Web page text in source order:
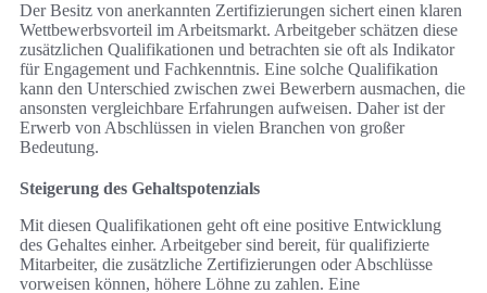
Der Besitz von anerkannten Zertifizierungen sichert einen klaren
Wettbewerbsvorteil im Arbeitsmarkt. Arbeitgeber schätzen diese
zusätzlichen Qualifikationen und betrachten sie oft als Indikator
für Engagement und Fachkenntnis. Eine solche Qualifikation
kann den Unterschied zwischen zwei Bewerbern ausmachen, die
ansonsten vergleichbare Erfahrungen aufweisen. Daher ist der
Erwerb von Abschlüssen in vielen Branchen von großer
Bedeutung.
Steigerung des Gehaltspotenzials
Mit diesen Qualifikationen geht oft eine positive Entwicklung
des Gehaltes einher. Arbeitgeber sind bereit, für qualifizierte
Mitarbeiter, die zusätzliche Zertifizierungen oder Abschlüsse
vorweisen können, höhere Löhne zu zahlen. Eine